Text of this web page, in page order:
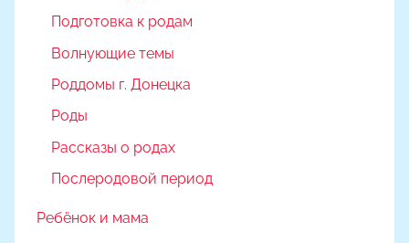
Подготовка к родам
Волнующие темы
Роддомы г. Донецка
Роды
Рассказы о родах
Послеродовой период
Ребёнок и мама